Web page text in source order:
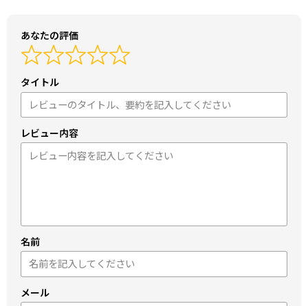
あなたの評価
タイトル
レビュー内容
名前
メール